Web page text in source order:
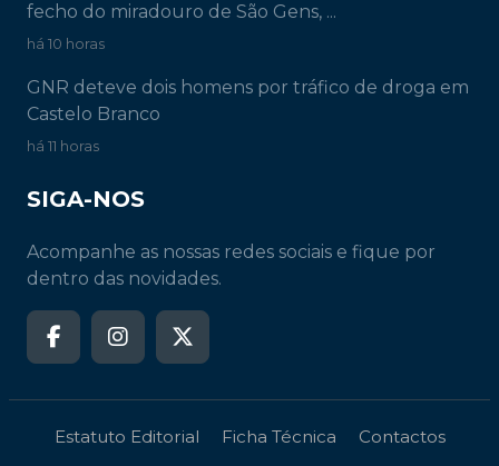
fecho do miradouro de São Gens, ...
há 10 horas
GNR deteve dois homens por tráfico de droga em
Castelo Branco
há 11 horas
SIGA-NOS
Acompanhe as nossas redes sociais e fique por
dentro das novidades.
Estatuto Editorial Ficha Técnica
Contactos